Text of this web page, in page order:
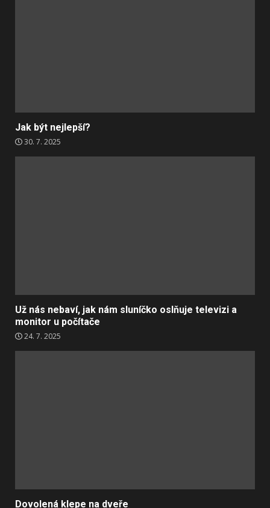
Jak být nejlepší?
30. 7. 2025
Už nás nebaví, jak nám sluníčko oslňuje televizi a
monitor u počítače
24. 7. 2025
Dovolená klepe na dveře